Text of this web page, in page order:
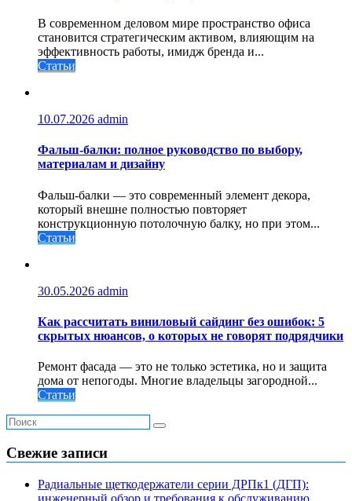
В современном деловом мире пространство офиса
становится стратегическим активом, влияющим на
эффективность работы, имидж бренда и...
Статьи
10.07.2026 admin
Фальш-балки: полное руководство по выбору,
материалам и дизайну
Фальш-балки — это современный элемент декора,
который внешне полностью повторяет
конструкционную потолочную балку, но при этом...
Статьи
30.05.2026 admin
Как рассчитать виниловый сайдинг без ошибок: 5
скрытых нюансов, о которых не говорят подрядчики
Ремонт фасада — это не только эстетика, но и защита
дома от непогоды. Многие владельцы загородной...
Статьи
Свежие записи
Радиальные щеткодержатели серии ДРПк1 (ДГП):
инженерный обзор и требования к обслуживанию